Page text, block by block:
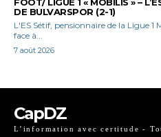
DE BULVARSPOR (2-1)
L'ES Sétif, pensionnaire de la Ligue 1
face à...
7 août 2026
CapDZ
L’information avec certitude -